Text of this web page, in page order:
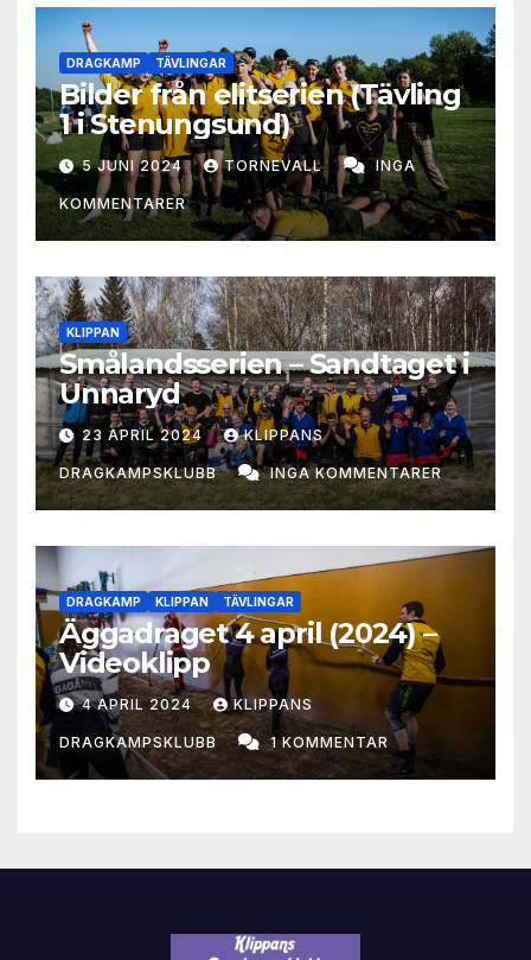
DRAGKAMP TÄVLINGAR
Bilder från elitserien (Tävling
1 i Stenungsund)
5 JUNI 2024 TORNEVALL INGA
KOMMENTARER
KLIPPAN
Smålandsserien – Sandtaget i
Unnaryd
23 APRIL 2024 KLIPPANS
DRAGKAMPSKLUBB INGA KOMMENTARER
DRAGKAMP KLIPPAN TÄVLINGAR
Äggadraget 4 april (2024) –
Videoklipp
4 APRIL 2024 KLIPPANS
DRAGKAMPSKLUBB 1 KOMMENTAR